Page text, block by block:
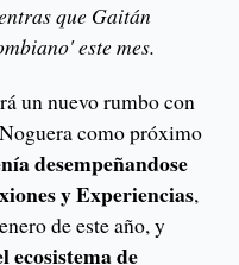
que Gaitán
este mes.
un nuevo rumbo con
como próximo
desempeñandose
y Experiencias,
de este año, y
ecosistema de